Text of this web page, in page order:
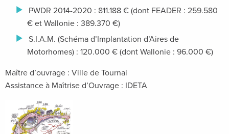
PWDR 2014-2020 : 811.188 € (dont FEADER : 259.580
€ et Wallonie : 389.370 €)
S.I.A.M. (Schéma d’Implantation d’Aires de
Motorhomes) : 120.000 € (dont Wallonie : 96.000 €)
Maître d’ouvrage : Ville de Tournai
Assistance à Maîtrise d’Ouvrage : IDETA